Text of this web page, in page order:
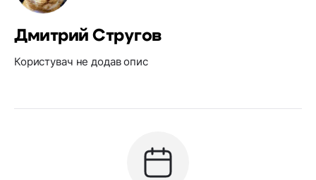
Дмитрий Стругов
Користувач не додав опис